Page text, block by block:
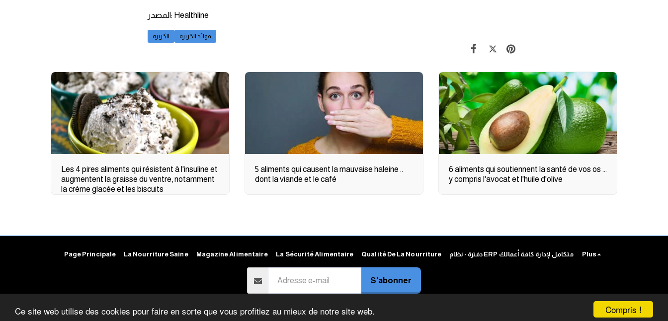
Compris !
Ce site web utilise des cookies pour faire en sorte que vous profitiez au mieux de notre site web.
المصدر: Healthline
الكزبرة فوائد الكزبرة
Les 4 pires aliments qui résistent à l'insuline et
augmentent la graisse du ventre, notamment
la crème glacée et les biscuits
5 aliments qui causent la mauvaise haleine ..
dont la viande et le café
6 aliments qui soutiennent la santé de vos os ...
y compris l'avocat et l'huile d'olive
Page Principale La Nourriture Saine Magazine Alimentaire La Sécurité Alimentaire Qualité De La Nourriture دفترة - نظام ERP متكامل لإدارة كافة أعمالك Plus
S'abonner